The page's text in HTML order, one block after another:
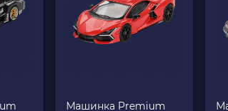
Машинка Premium